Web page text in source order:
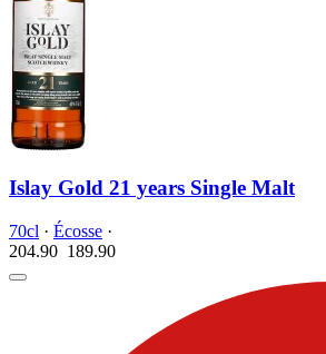
Islay Gold 21 years Single Malt
70cl · Écosse ·
204.90 189.90